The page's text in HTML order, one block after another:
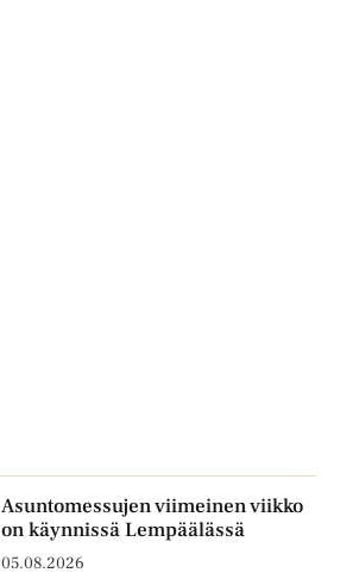
Asuntomessujen viimeinen viikko
on käynnissä Lempäälässä
05.08.2026